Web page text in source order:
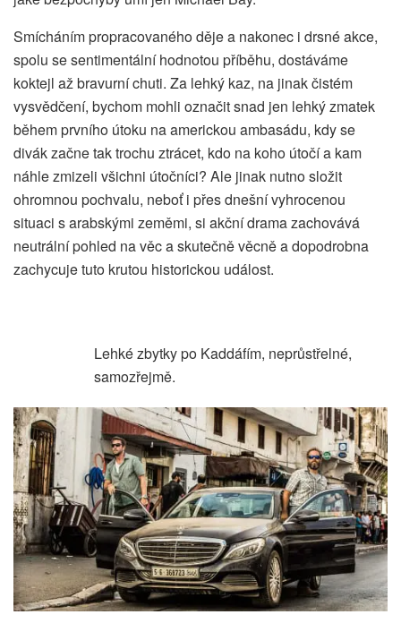
Smícháním propracovaného děje a nakonec i drsné akce,
spolu se sentimentální hodnotou příběhu, dostáváme
koktejl až bravurní chuti. Za lehký kaz, na jinak čistém
vysvědčení, bychom mohli označit snad jen lehký zmatek
během prvního útoku na americkou ambasádu, kdy se
divák začne tak trochu ztrácet, kdo na koho útočí a kam
náhle zmizeli všichni útočníci? Ale jinak nutno složit
ohromnou pochvalu, neboť i přes dnešní vyhrocenou
situaci s arabskými zeměmi, si akční drama zachovává
neutrální pohled na věc a skutečně věcně a dopodrobna
zachycuje tuto krutou historickou událost.
Lehké zbytky po Kaddáfím, neprůstřelné,
samozřejmě.